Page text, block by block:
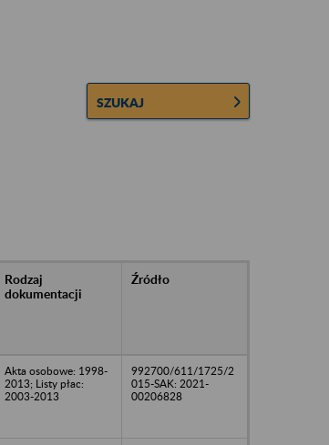
SZUKAJ
Rodzaj
dokumentacji
Źródło
Akta osobowe: 1998-
2013; Listy płac:
2003-2013
992700/611/1725/2
015-SAK: 2021-
00206828